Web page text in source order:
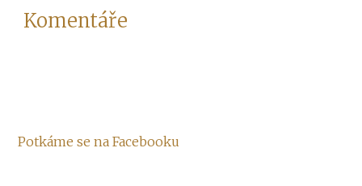
Komentáře
Potkáme se na Facebooku